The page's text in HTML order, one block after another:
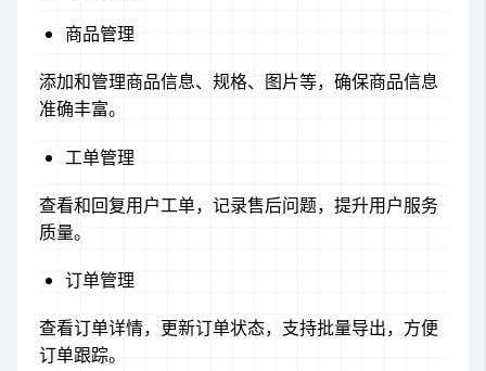
商品管理
添加和管理商品信息、规格、图片等，确保商品信息
准确丰富。
工单管理
查看和回复用户工单，记录售后问题，提升用户服务
质量。
订单管理
查看订单详情，更新订单状态，支持批量导出，方便
订单跟踪。